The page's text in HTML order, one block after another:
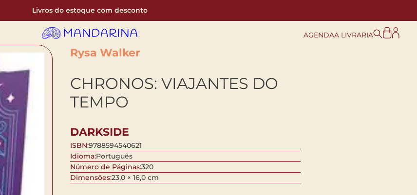
Livros do estoque com desconto
AGENDAA LIVRARIA
Rysa Walker
CHRONOS: VIAJANTES DO
TEMPO
DARKSIDE
ISBN:9788594540621
Idioma:Português
Número de Páginas:320
Dimensões:23,0 × 16,0 cm